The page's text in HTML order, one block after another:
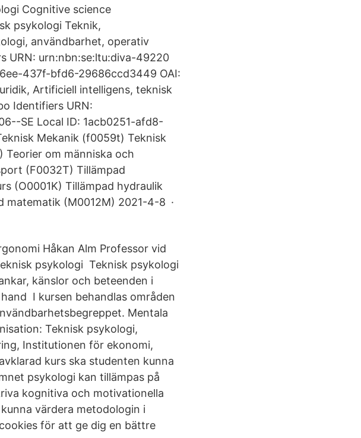
Cognitive science
psykologi Teknik,
användbarhet, operativ
URN: urn:nbn:se:ltu:diva-49220
437f-bfd6-29686ccd3449 OAI:
Artificiell intelligens, teknisk
Identifiers URN:
SE Local ID: 1acb0251-afd8-
Mekanik (f0059t) Teknisk
Teorier om människa och
(F0032T) Tillämpad
(O0001K) Tillämpad hydraulik
matematik (M0012M) 2021-4-8 ·
Håkan Alm Professor vid
psykologi Teknisk psykologi
känslor och beteenden i
I kursen behandlas områden
Mentala
Teknisk psykologi,
Institutionen för ekonomi,
kurs ska studenten kunna
psykologi kan tillämpas på
kognitiva och motivationella
värdera metodologin i
för att ge dig en bättre